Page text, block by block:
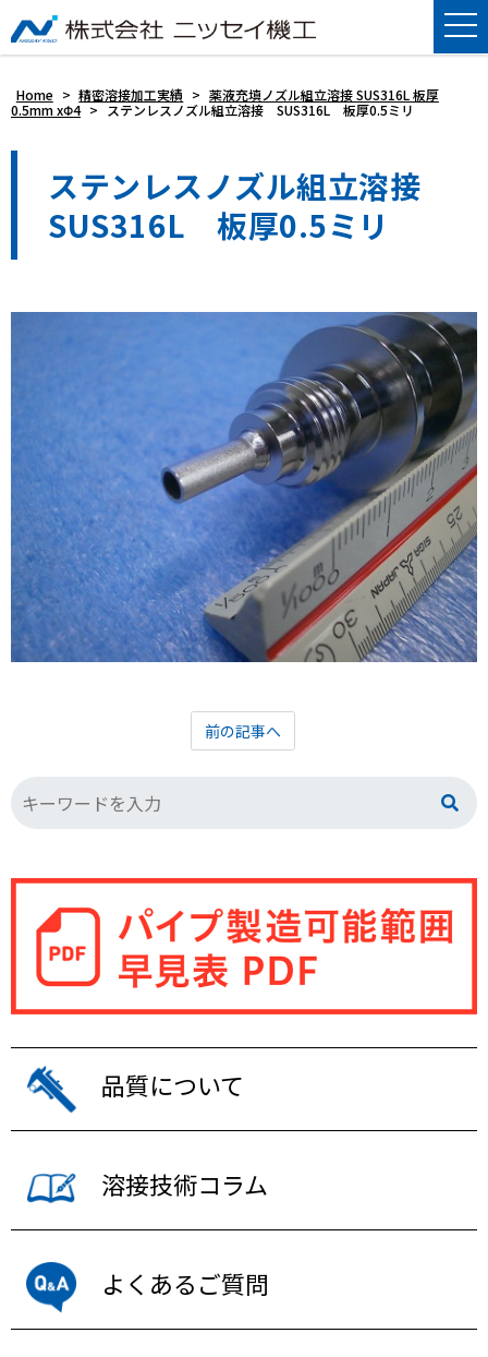
Home > 精密溶接加工実績 > 薬液充填ノズル組立溶接 SUS316L 板厚
0.5mm xΦ4 > ステンレスノズル組立溶接 SUS316L 板厚0.5ミリ
ステンレスノズル組立溶接
SUS316L 板厚0.5ミリ
前の記事へ
品質について
溶接技術コラム
よくあるご質問